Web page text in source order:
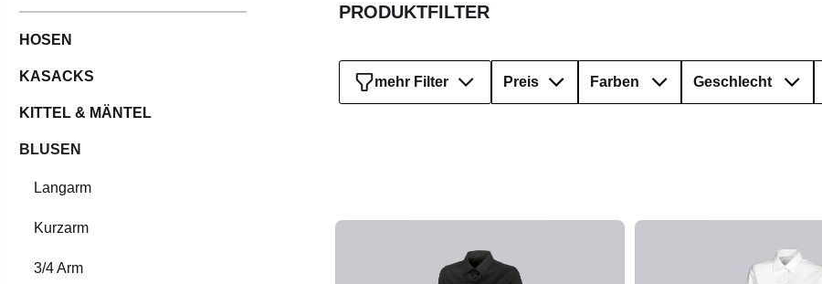
HOSEN
KASACKS
KITTEL & MÄNTEL
BLUSEN
Langarm
Kurzarm
3/4 Arm
PRODUKTFILTER
Preis Farben Geschlecht
mehr Filter